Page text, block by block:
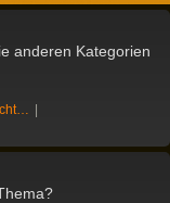
anderen Kategorien